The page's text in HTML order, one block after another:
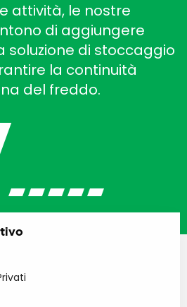
attività, le nostre
di aggiungere
soluzione di stoccaggio
la continuità
del freddo.